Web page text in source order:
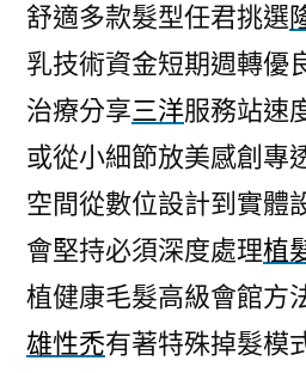
舒適多款髮型任君挑選
乳技術資金短期週轉優
治療分享三洋服務站速
或從小細節放美感創專
空間從數位設計到實體
會堅持必須深度處理植
植健康毛髮高級會館方
雄性禿有著特殊掉髮模